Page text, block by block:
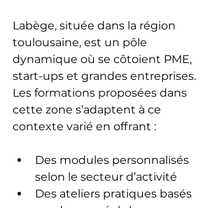
Labège, située dans la région
toulousaine, est un pôle
dynamique où se côtoient PME,
start-ups et grandes entreprises.
Les formations proposées dans
cette zone s’adaptent à ce
contexte varié en offrant :
Des modules personnalisés
selon le secteur d’activité
Des ateliers pratiques basés